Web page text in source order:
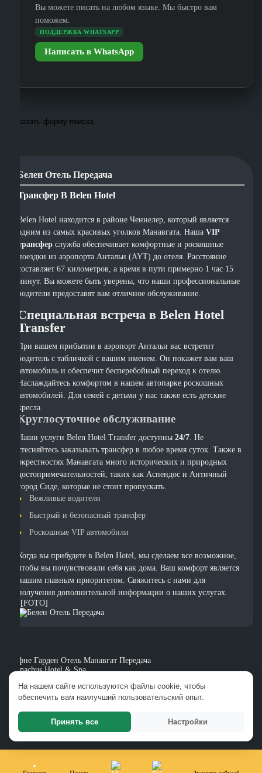
На нашем сайте используются файлы cookie, чтобы
обеспечить вам наилучший пользовательский опыт.
Принять все Настройки
Вы можете писать на любом языке. Мы быстро вам
поможем.
ПОДДЕРЖКА WHATSAPP
Написать в WhatsApp
Показать форму поиска
Белен Отель Передача
Трансфер В Belen Hotel
Belen Hotel находится в районе Ченнелер, который является
одним из самых красивых уголков Манавгата. НашаVIP
трансфер служба обеспечивает комфортные и роскошные
поездки из аэропорта Антальи (AYT) до отеля. Расстояние
составляет 67 километров, а время в пути примерно 1 час 15
минут. Вы можете быть уверены, что наши профессиональные
водители предоставят вам отличное обслуживание.
Специальная встреча в Belen Hotel
Transfer
При вашем прибытии в аэропорт Антальи вас встретит
водитель с табличкой с вашим именем. Он покажет вам ваш
автомобиль и обеспечит бесперебойный переход к отелю.
Наслаждайтесь комфортом в нашем автопарке роскошных
автомобилей. Для семей с детьми у нас также есть детские
кресла.
Круглосуточное обслуживание
Наши услуги Belen Hotel Transfer доступны24/7. Не
стесняйтесь заказывать трансфер в любое время суток. Также в
окрестностях Манавгата много исторических и природных
достопримечательностей, таких как Аспендос и Античный
город Сиде, которые не стоит пропускать.
Вежливые водители
Быстрый и безопасный трансфер
Роскошные VIP автомобили
Когда вы прибудете в Belen Hotel, мы сделаем все возможное,
чтобы вы почувствовали себя как дома. Ваш комфорт является
нашим главным приоритетом. Свяжитесь с нами для
получения дополнительной информации о наших услугах.
[[FOTO]
Дефне Гарден Отель Манавгат Передача
Monachus Hotel & Spa
Адаля Ознил Отель Передача
Отель Febeach Сиде Передача
Отель Miramare Queen Сиде Передача
Семь Морей Отель Синий Передача
Мемори Апарт Отель Передача